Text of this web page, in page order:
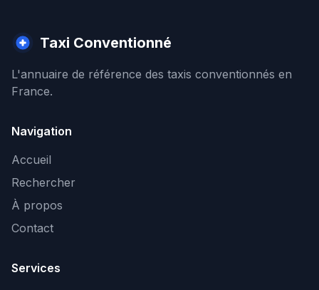
Taxi Conventionné
L'annuaire de référence des taxis conventionnés en
France.
Navigation
Accueil
Rechercher
À propos
Contact
Services